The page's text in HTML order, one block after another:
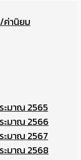
ค่านิยม
ะมาณ 2565
ะมาณ 2566
ะมาณ 2567
ะมาณ 2568